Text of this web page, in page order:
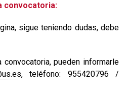
convocatoria:
sigue teniendo dudas, debe
pueden informarle
, teléfono: 955420796 /